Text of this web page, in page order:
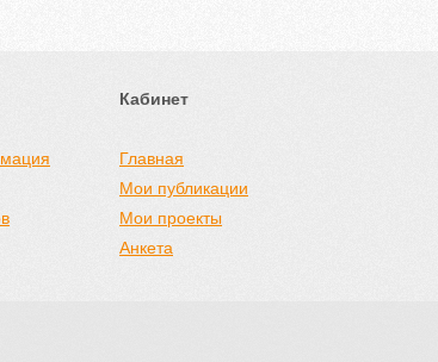
Кабинет
Главная
Мои публикации
Мои проекты
Анкета